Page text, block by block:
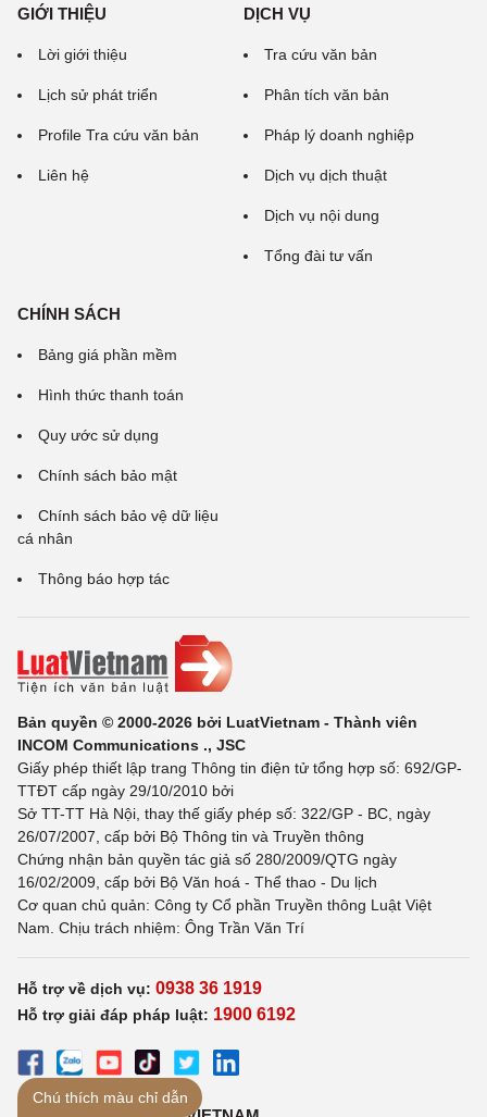
GIỚI THIỆU
Lời giới thiệu
Lịch sử phát triển
Profile Tra cứu văn bản
Liên hệ
DỊCH VỤ
Tra cứu văn bản
Phân tích văn bản
Pháp lý doanh nghiệp
Dịch vụ dịch thuật
Dịch vụ nội dung
Tổng đài tư vấn
CHÍNH SÁCH
Bảng giá phần mềm
Hình thức thanh toán
Quy ước sử dụng
Chính sách bảo mật
Chính sách bảo vệ dữ liệu
cá nhân
Thông báo hợp tác
Bản quyền © 2000-2026 bởi LuatVietnam - Thành viên
INCOM Communications ., JSC
Giấy phép thiết lập trang Thông tin điện tử tổng hợp số: 692/GP-
TTĐT cấp ngày 29/10/2010 bởi
Sở TT-TT Hà Nội, thay thế giấy phép số: 322/GP - BC, ngày
26/07/2007, cấp bởi Bộ Thông tin và Truyền thông
Chứng nhận bản quyền tác giả số 280/2009/QTG ngày
16/02/2009, cấp bởi Bộ Văn hoá - Thể thao - Du lịch
Cơ quan chủ quản: Công ty Cổ phần Truyền thông Luật Việt
Nam. Chịu trách nhiệm: Ông Trần Văn Trí
Hỗ trợ về dịch vụ: 0938 36 1919
Hỗ trợ giải đáp pháp luật: 1900 6192
Chú thích màu chỉ dẫn